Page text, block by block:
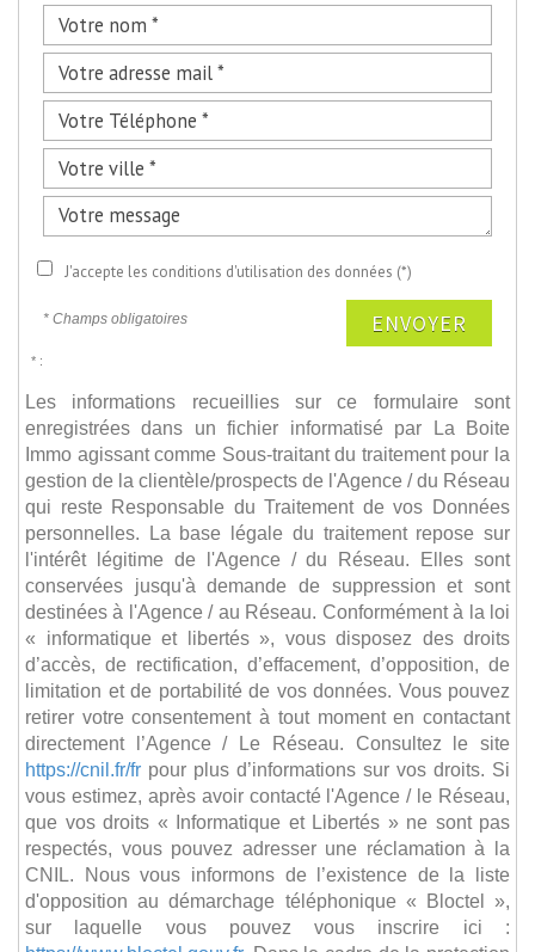
J'accepte les conditions d'utilisation des données (*)
* Champs obligatoires ENVOYER
* :
Les informations recueillies sur ce formulaire sont
enregistrées dans un fichier informatisé par La Boite
Immo agissant comme Sous-traitant du traitement pour la
gestion de la clientèle/prospects de l'Agence / du Réseau
qui reste Responsable du Traitement de vos Données
personnelles. La base légale du traitement repose sur
l'intérêt légitime de l'Agence / du Réseau. Elles sont
conservées jusqu'à demande de suppression et sont
destinées à l'Agence / au Réseau. Conformément à la loi
« informatique et libertés », vous disposez des droits
d’accès, de rectification, d’effacement, d’opposition, de
limitation et de portabilité de vos données. Vous pouvez
retirer votre consentement à tout moment en contactant
directement l’Agence / Le Réseau. Consultez le site
https://cnil.fr/fr pour plus d’informations sur vos droits. Si
vous estimez, après avoir contacté l'Agence / le Réseau,
que vos droits « Informatique et Libertés » ne sont pas
respectés, vous pouvez adresser une réclamation à la
CNIL. Nous vous informons de l’existence de la liste
d'opposition au démarchage téléphonique « Bloctel »,
sur laquelle vous pouvez vous inscrire ici :